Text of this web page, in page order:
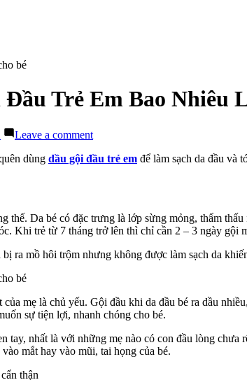
Trẻ Em Bao Nhiêu
Leave a commenton
Dùng
Em
Bao
Lần
dùng dầu gội đầu trẻ em để làm sạch da đầu và
thế. Da bé có đặc trưng là lớp sừng mỏng, thẩm
Khi trẻ từ 7 tháng trở lên thì chỉ cần 2 – 3 ngày gội
bị ra mồ hôi trộm nhưng không được làm sạch da
của mẹ là chủ yếu. Gội đầu khi da đầu bé ra dầu
sự tiện lợi, nhanh chóng cho bé.
tay, nhất là với những mẹ nào có con đầu lòng
mắt hay vào mũi, tai họng của bé.